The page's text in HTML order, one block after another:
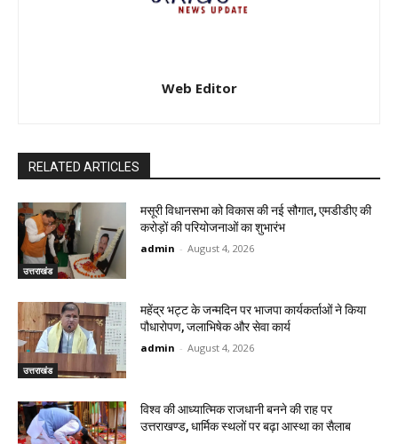
Web Editor
RELATED ARTICLES
उत्तराखंड
मसूरी विधानसभा को विकास की नई सौगात, एमडीडीए की
करोड़ों की परियोजनाओं का शुभारंभ
admin - August 4, 2026
उत्तराखंड
महेंद्र भट्ट के जन्मदिन पर भाजपा कार्यकर्ताओं ने किया
पौधारोपण, जलाभिषेक और सेवा कार्य
admin - August 4, 2026
विश्व की आध्यात्मिक राजधानी बनने की राह पर
उत्तराखण्ड, धार्मिक स्थलों पर बढ़ा आस्था का सैलाब